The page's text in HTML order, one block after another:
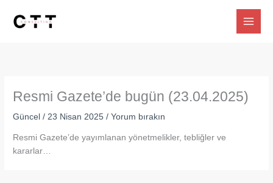
Resmi Gazete’de bugün (23.04.2025)
Güncel /23 Nisan 2025/Yorum bırakın
Resmi Gazete’de yayımlanan yönetmelikler, tebliğler ve
kararlar…